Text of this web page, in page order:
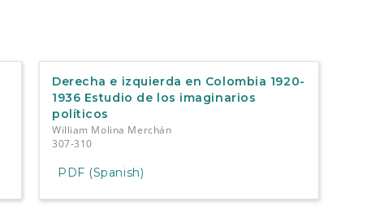
Derecha e izquierda en Colombia 1920-
1936 Estudio de los imaginarios
políticos
William Molina Merchán
307-310
PDF (Spanish)